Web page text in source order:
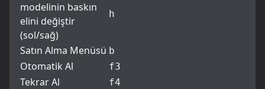
modelinin baskın
elini değiştir
(sol/sağ)
h
Satın Alma Menüsü b
Otomatik Al f3
Tekrar Al f4